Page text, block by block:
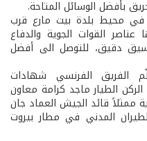
بأفضل الوسائل المتاحة.
في محيط بلدة بيت مارع قرب
القوات الجوية والدفاع
دقيق، للتوصل الى أفضل
الفريق الفرنسي شهادات
الطيار ماجد كرامة معاون
ممثلاً قائد الجيش العماد جان
المدني في مطار بيروت